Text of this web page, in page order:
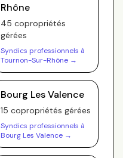
Rhône
45 copropriétés
gérées
Syndics professionnels à
Tournon-Sur-Rhône →
Bourg Les Valence
15 copropriétés gérées
Syndics professionnels à
Bourg Les Valence →